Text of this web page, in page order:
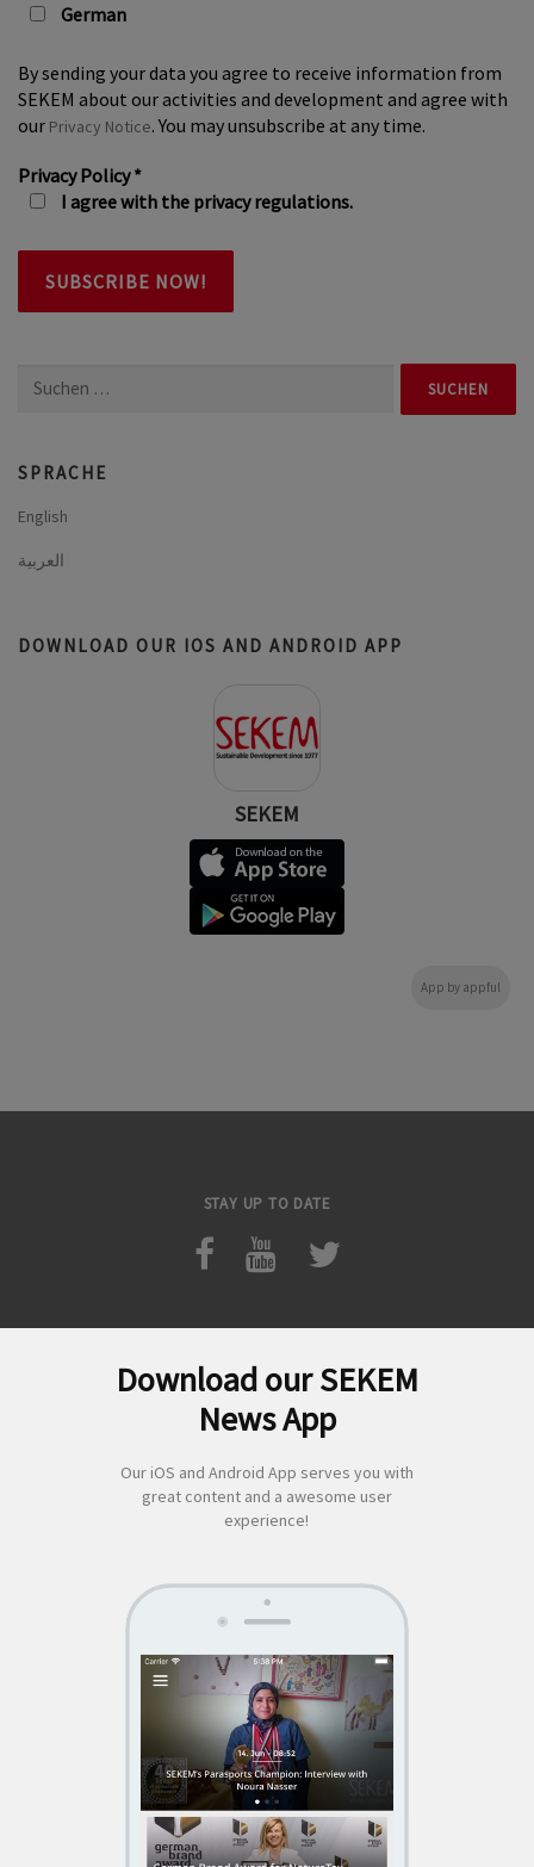
German
By sending your data you agree to receive information from
SEKEM about our activities and development and agree with
our Privacy Notice. You may unsubscribe at any time.
Privacy Policy*
I agree with the privacy regulations.
Suchen
SPRACHE
English
العربية
DOWNLOAD OUR IOS AND ANDROID APP
SEKEM
App by appful
STAY UP TO DATE
About Us|Economy|Societal Life| Cultural Life
Download our SEKEM
News App
Our iOS and Android App serves you with
great content and a awesome user
experience!